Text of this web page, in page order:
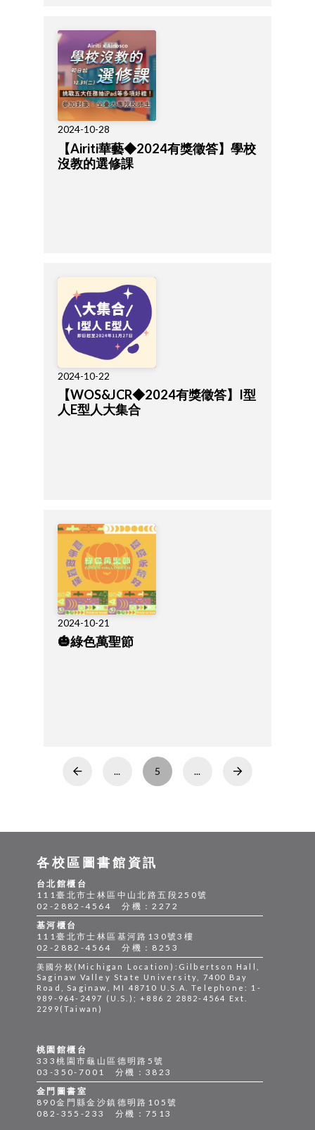
2024-10-28
【Airiti華藝◆2024有獎徵答】學校
沒教的選修課
2024-10-22
【WOS&JCR◆2024有獎徵答】I型
人E型人大集合
2024-10-21
🎃綠色萬聖節
Prev ... 5 ... Next
桃園館櫃台
333桃園市龜山區德明路5號
03-350-7001 分機：3823
金門圖書室
890金門縣金沙鎮德明路105號
082-355-233 分機：7513
各校區圖書館資訊
台北館櫃台
111臺北市士林區中山北路五段250號
02-2882-4564 分機：2272
基河櫃台
111臺北市士林區基河路130號3樓
02-2882-4564 分機：8253
美國分校(Michigan Location):Gilbertson Hall,
Saginaw Valley State University, 7400 Bay
Road, Saginaw, MI 48710 U.S.A. Telephone: 1-
989-964-2497 (U.S.); +886 2 2882-4564 Ext.
2299(Taiwan)